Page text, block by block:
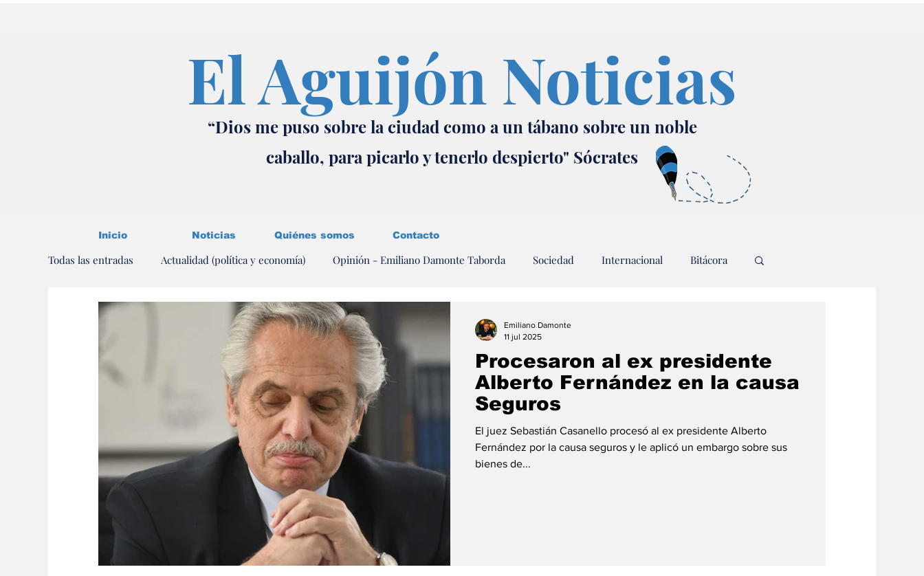
El Aguijón Noticias
“Dios me puso sobre la ciudad como a un tábano sobre un noble
caballo, para picarlo y tenerlo despierto" Sócrates
Todas las entradas Actualidad (política y economía) Opinión - Emiliano Damonte Taborda Sociedad Internacional Bitácora
Ambiente Economía y Producción #economia #consumo
Procesaron al ex presidente
Alberto Fernández en la causa
Seguros
El juez Sebastián Casanello procesó al ex presidente Alberto
Fernández por la causa seguros y le aplicó un embargo sobre sus
bienes de...
Emiliano Damonte
11 jul 2025
Inicio Noticias Quiénes somos Contacto